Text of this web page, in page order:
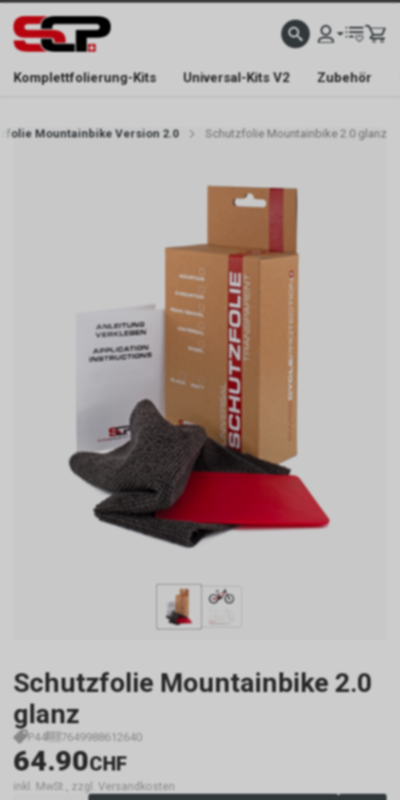
ERREICHBAR NUR WÄHREND DER ÖFFNUNGSZEITEN. GRATIS VERSAND AB
Komplettfolierung-Kits Universal-Kits V2 Zubehör
Mountainbike Version 2.0 Schutzfolie Mountainbike 2.0 glanz
Schutzfolie Mountainbike 2.0
glanz
P44 7649988612640
64.90CHF
inkl. MwSt., zzgl. Versandkosten